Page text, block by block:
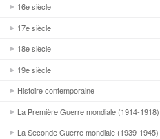
16e siècle
17e siècle
18e siècle
19e siècle
Histoire contemporaine
La Première Guerre mondiale (1914-1918)
La Seconde Guerre mondiale (1939-1945)